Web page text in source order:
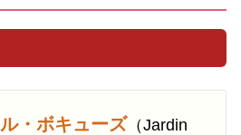
・ボキューズ（Jardin